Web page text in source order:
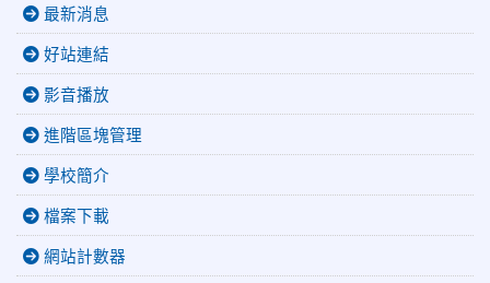
最新消息
好站連結
影音播放
進階區塊管理
學校簡介
檔案下載
網站計數器